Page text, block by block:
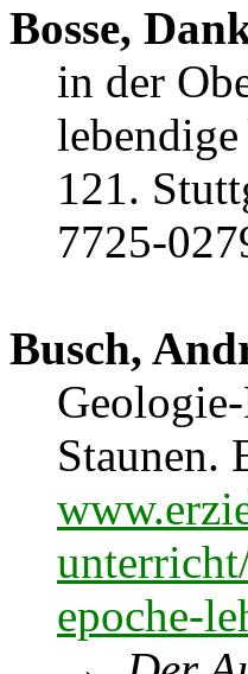
Bosse,
in der
121.
7725-
Busch,
Staunen.
epoche-